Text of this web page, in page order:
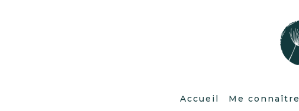
Accueil Me connaître